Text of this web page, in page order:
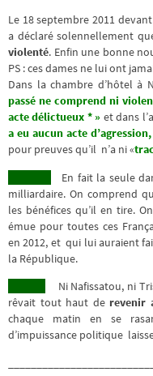
Le 18 septembre 2011
a déclaré solennellement
violenté. Enfin une bonne
PS : ces dames ne lui ont
Dans la chambre d’hôtel à
passé ne comprend ni
acte délictueux * » et dans
a eu aucun acte
pour preuves qu’il n’a ni «
En fait la seule
milliardaire. On comprend
les bénéfices qu’il en tire.
émue pour toutes ces
en 2012, et qui lui auraient
la République.
Ni Nafissatou, ni
rêvait tout haut de revenir
chaque matin en se
d’impuissance politique